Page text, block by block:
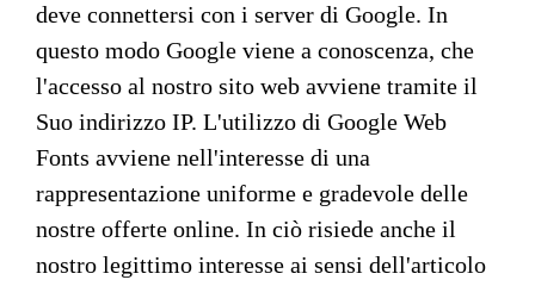
deve connettersi con i server di Google. In
questo modo Google viene a conoscenza, che
l'accesso al nostro sito web avviene tramite il
Suo indirizzo IP. L'utilizzo di Google Web
Fonts avviene nell'interesse di una
rappresentazione uniforme e gradevole delle
nostre offerte online. In ciò risiede anche il
nostro legittimo interesse ai sensi dell'articolo